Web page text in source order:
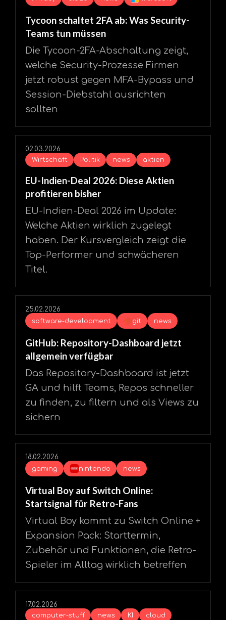
Tycoon schaltet 2FA ab: Was Security-
Teams tun müssen
Die Tycoon-2FA-Abschaltung zeigt,
welche Security-Prozesse Firmen
jetzt robust gegen MFA-Bypass und
Session-Diebstahl ausrichten
sollten
02.03.2026
Wirtschaft
Politik news aktien
EU-Indien-Deal 2026: Diese Aktien
profitieren bisher
EU-Indien-Deal 2026 im Update:
Welche Aktien wirklich zugelegt
haben. Der Kursvergleich zeigt die
Top-Performer und schwächeren
Titel.
25.02.2026
software-development
git news
GitHub: Repository-Dashboard jetzt
allgemein verfügbar
Das Repository-Dashboard ist jetzt
GA und hilft Teams, Repos schneller
zu finden, zu filtern und als Views zu
sichern
18.02.2026
gaming
nintendo news
Virtual Boy auf Switch Online:
Startsignal für Retro-Fans
Virtual Boy kommt zu Switch Online +
Expansion Pack: Starttermin,
Zubehör und Funktionen, die Retro-
Spieler im Alltag wirklich betreffen
17.02.2026
computer-stuff
news KI cloud